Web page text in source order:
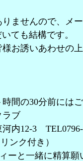
ませんので、メ
ても結構です。
お誘いあわせの
分前にはご参
ブ
TEL0796-
ンク付き）
一緒に精算願